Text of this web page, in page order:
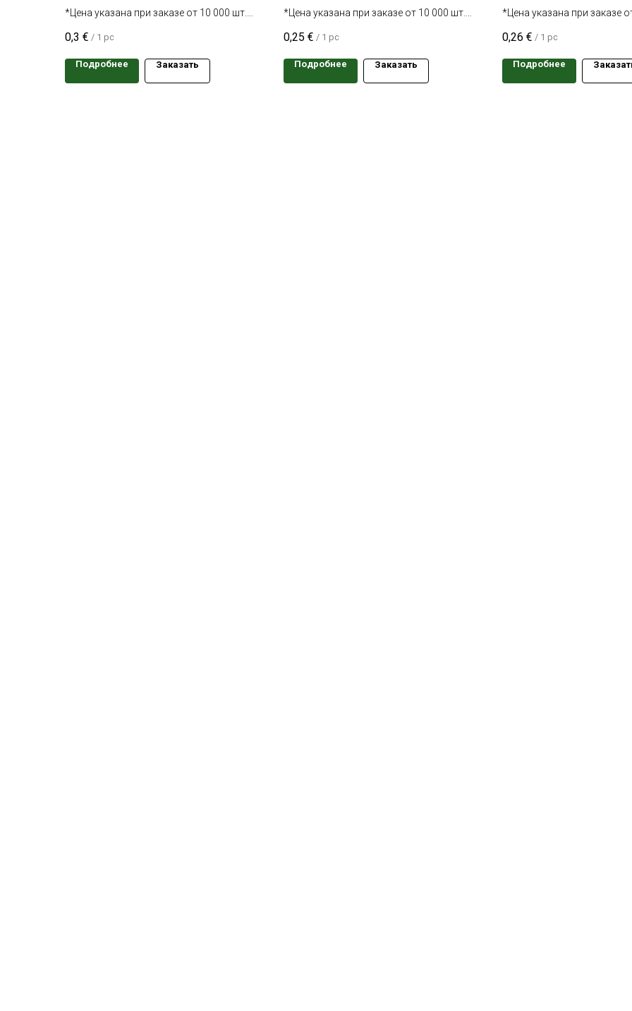
*Цена указана при заказе от 10 000 шт.
0,3 € / 1 pc
Подробнее Заказать
*Цена указана при заказе от 10 000 шт.
0,25 € / 1 pc
Подробнее Заказать
*Цена указана при заказе
0,26 € / 1 pc
Подробнее